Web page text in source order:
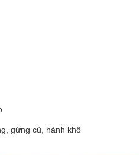
gừng củ, hành khô